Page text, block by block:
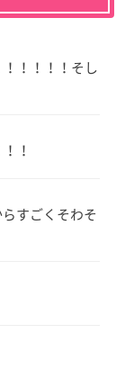
！！！！そし
！
すごくそわそ